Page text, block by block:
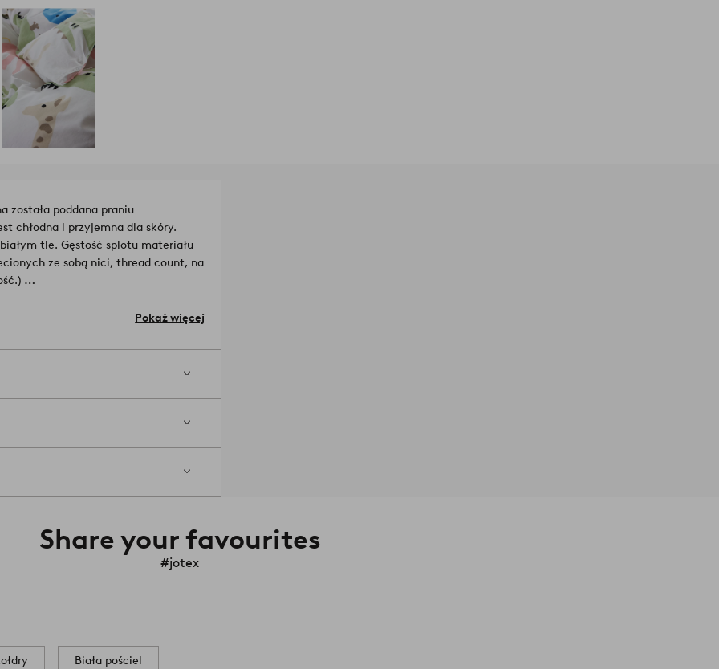
została poddana praniu
chłodna i przyjemna dla skóry.
tle. Gęstość splotu materiału
ze sobą nici, thread count, na
pestycydów, nawozów i
Materiał: 100%
Pokaż więcej
Share your favourites
#jotex
Biała pościel